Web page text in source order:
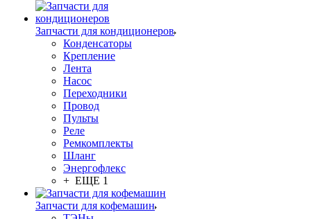
Запчасти для кондиционеров
Конденсаторы
Крепление
Лента
Насос
Переходники
Провод
Пульты
Реле
Ремкомплекты
Шланг
Энергофлекс
+ ЕЩЕ 1
Запчасти для кофемашин